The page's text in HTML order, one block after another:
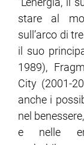
stare al
sull’arco di
il suo
1989),
City (2001-
anche i
nel
e nelle